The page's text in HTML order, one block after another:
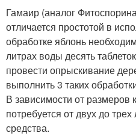
Гамаир (аналог
отличается простотой в
обработке яблонь
литрах воды десять
провести опрыскивание
выполнить 3 таких
В зависимости от
потребуется от двух до
средства.